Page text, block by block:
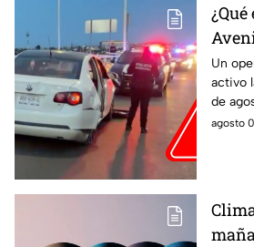
Un
activo
de
agosto